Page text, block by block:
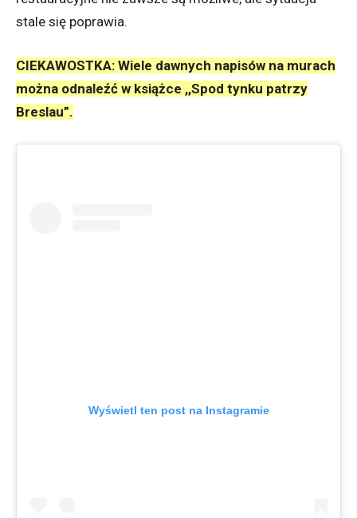
stale się poprawia.
CIEKAWOSTKA: Wiele dawnych napisów na murach
można odnaleźć w książce ,,Spod tynku patrzy
Breslau”.
Wyświetl ten post na Instagramie